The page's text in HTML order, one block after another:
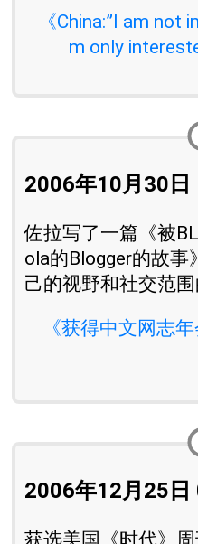
《China:”I am
m only
2006年10月30日
佐拉写了一篇《被
ola的Blogger的故事
己的视野和社交范围
《获得中文网志
2006年12月25日